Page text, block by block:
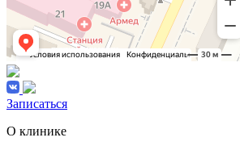
Записаться
О клинике